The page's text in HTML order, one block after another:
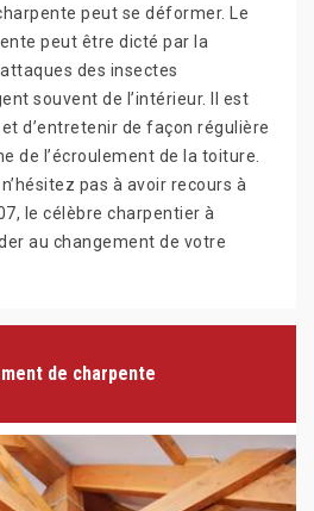
peut se déformer. Le
peut être dicté par la
des insectes
souvent de l’intérieur. Il est
d’entretenir de façon régulière
de l’écroulement de la toiture.
pas à avoir recours à
le célèbre charpentier à
au changement de votre
de charpente